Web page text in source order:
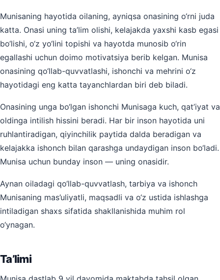
Munisaning hayotida oilaning, ayniqsa onasining o‘rni juda
katta. Onasi uning ta’lim olishi, kelajakda yaxshi kasb egasi
bo‘lishi, o‘z yo‘lini topishi va hayotda munosib o‘rin
egallashi uchun doimo motivatsiya berib kelgan. Munisa
onasining qo‘llab-quvvatlashi, ishonchi va mehrini o‘z
hayotidagi eng katta tayanchlardan biri deb biladi.
Onasining unga bo‘lgan ishonchi Munisaga kuch, qat’iyat va
oldinga intilish hissini beradi. Har bir inson hayotida uni
ruhlantiradigan, qiyinchilik paytida dalda beradigan va
kelajakka ishonch bilan qarashga undaydigan inson bo‘ladi.
Munisa uchun bunday inson — uning onasidir.
Aynan oiladagi qo‘llab-quvvatlash, tarbiya va ishonch
Munisaning mas’uliyatli, maqsadli va o‘z ustida ishlashga
intiladigan shaxs sifatida shakllanishida muhim rol
o‘ynagan.
Ta’limi